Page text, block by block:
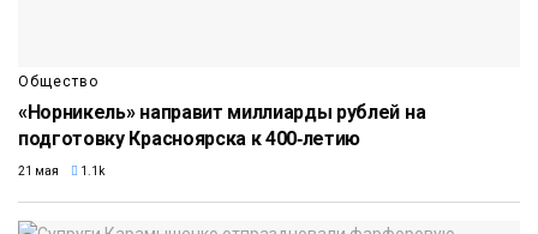
Общество
«Норникель» направит миллиарды рублей на
подготовку Красноярска к 400‑летию
21 мая 1.1k